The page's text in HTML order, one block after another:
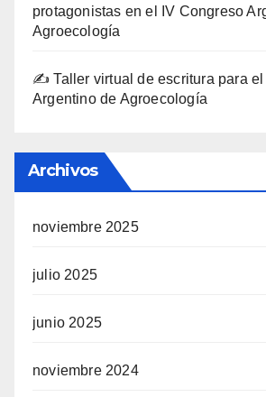
protagonistas en el IV Congreso
Agroecología
✍️ Taller virtual de escritura para el
Argentino de Agroecología
Archivos
noviembre 2025
julio 2025
junio 2025
noviembre 2024